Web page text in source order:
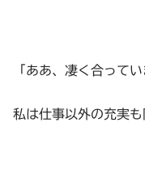
「ああ、凄く合ってい
私は仕事以外の充実も